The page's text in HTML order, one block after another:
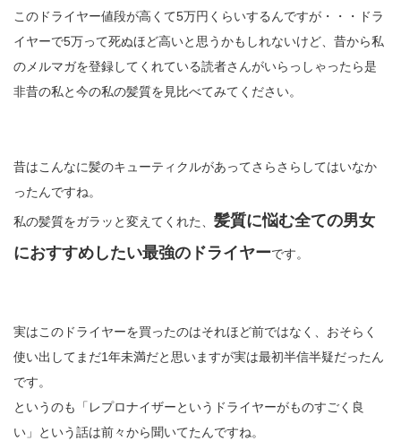
このドライヤー値段が高くて5万円くらいするんですが・・・ドラ
イヤーで5万って死ぬほど高いと思うかもしれないけど、昔から私
のメルマガを登録してくれている読者さんがいらっしゃったら是
非昔の私と今の私の髪質を見比べてみてください。
昔はこんなに髪のキューティクルがあってさらさらしてはいなか
ったんですね。
私の髪質をガラッと変えてくれた、 髪質に悩む全ての男女
におすすめしたい最強のドライヤーです。
実はこのドライヤーを買ったのはそれほど前ではなく、おそらく
使い出してまだ1年未満だと思いますが実は最初半信半疑だったん
です。
というのも「レプロナイザーというドライヤーがものすごく良
い」という話は前々から聞いてたんですね。